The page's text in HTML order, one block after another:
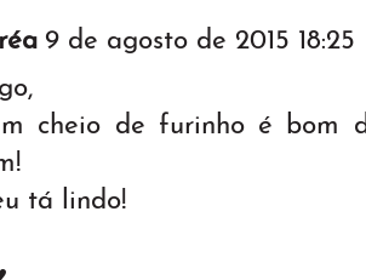
9 de agosto de 2015 18:25
cheio de furinho é bom
tá lindo!